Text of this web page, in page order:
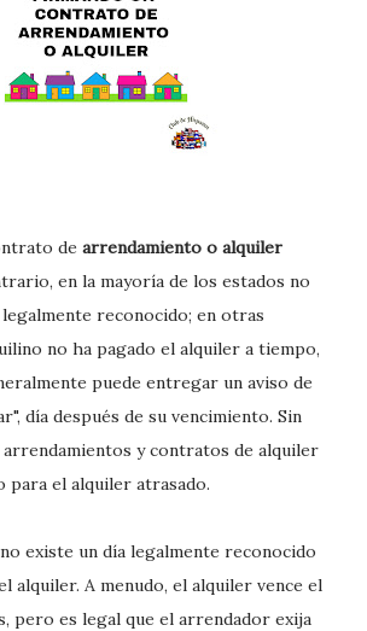
de arrendamiento o alquiler
en la mayoría de los estados no
reconocido; en otras
no ha pagado el alquiler a tiempo,
puede entregar un aviso de
día después de su vencimiento. Sin
arrendamientos y contratos de alquiler
para el alquiler atrasado.
existe un día legalmente reconocido
alquiler. A menudo, el alquiler vence el
pero es legal que el arrendador exija